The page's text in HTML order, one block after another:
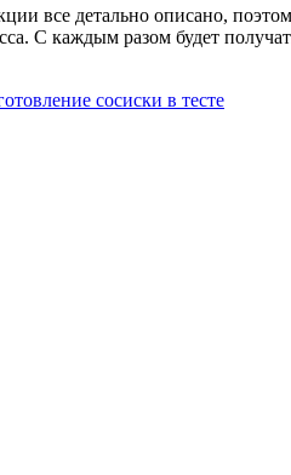
все детально описано,
С каждым разом будет
сосиски в тесте